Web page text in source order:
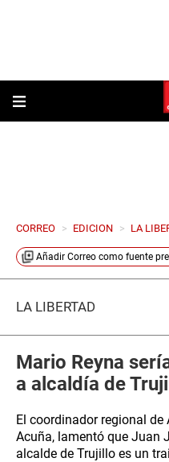
CORREO > EDICION > LA
Añadir Correo como fuente
LA LIBERTAD
Mario Reyna
a alcaldía de
El coordinador regional de
Acuña, lamentó que Juan
alcalde de Trujillo es un